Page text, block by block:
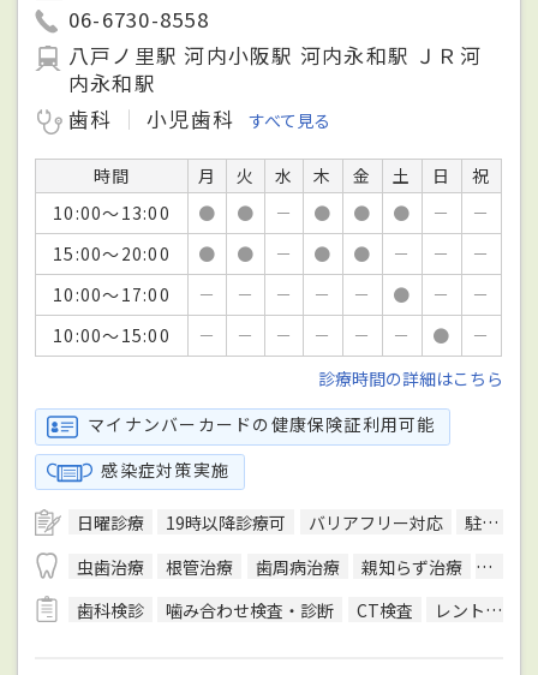
06-6730-8558
八戸ノ里駅 河内小阪駅 河内永和駅 ＪＲ河
内永和駅
歯科
小児歯科 すべて見る
時間 月 火 水 木 金 土 日
祝
10:00～13:00
● ● － ● ● ● －
－
15:00～20:00
● ● － ● ● － －
－
10:00～17:00
－ － － － － ● －
－
10:00～15:00
－ － － － － － ●
－
診療時間の詳細はこちら
マイナンバーカードの健康保険証利用可能
感染症対策実施
日曜診療 19時以降診療可 バリアフリー対応
駐車場あり
虫歯治療
根管治療 歯周病治療 親知らず治療
顎関
歯科検診
噛み合わせ検査・診断 CT検査 レントゲン検査